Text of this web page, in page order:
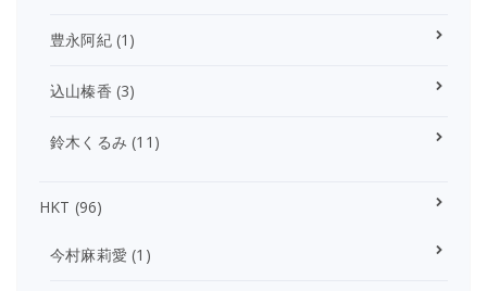
豊永阿紀(1)
込山榛香 (3)
鈴木くるみ (11)
HKT (96)
今村麻莉愛 (1)